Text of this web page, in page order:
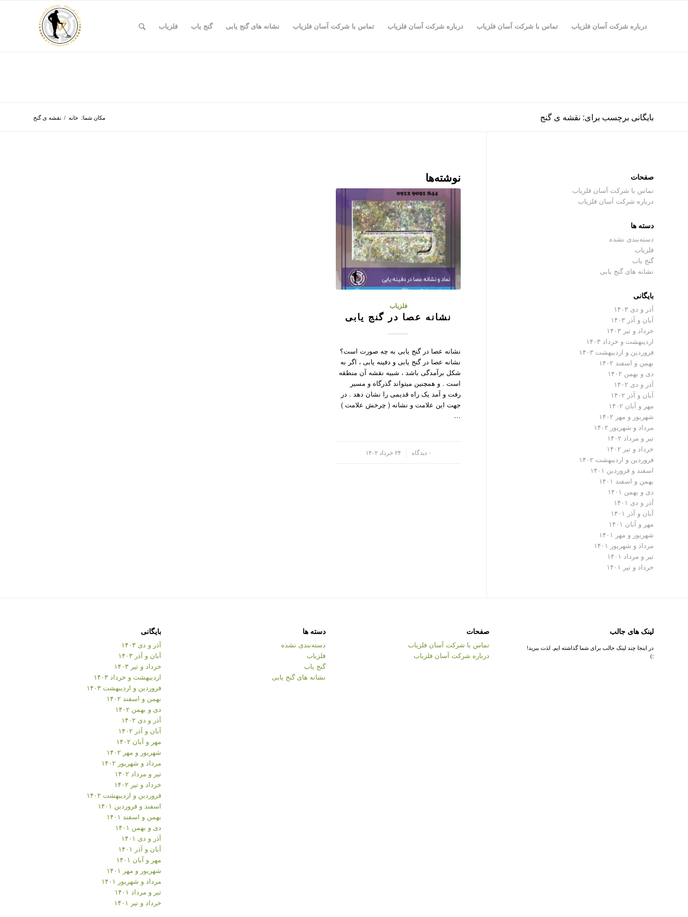
درباره شرکت آسان فلزیاب تماس با شرکت آسان فلزیاب درباره شرکت آسان فلزیاب تماس با شرکت آسان فلزیاب نشانه های گنج یابی گنج یاب فلزیاب
بایگانی برچسب برای: نقشه ی گنج مکان شما: خانه / نقشه ی گنج
نوشته‌ها
فلزیاب
نشانه عصا در گنج یابی
نشانه عصا در گنج یابی به چه صورت است؟
نشانه عصا در گنج یابی و دفینه یابی ، اگر به
شکل برآمدگی باشد ، شبیه نقشه آن منطقه
است . و همچنین میتواند گذرگاه و مسیر
رفت و آمد یک راه قدیمی را نشان دهد . در
جهت این علامت و نشانه ( چرخش علامت )
…
۰ دیدگاه ۲۴ خرداد ۱۴۰۲
صفحات
تماس با شرکت آسان فلزیاب
درباره شرکت آسان فلزیاب
دسته ها
دسته‌بندی نشده
فلزیاب
گنج یاب
نشانه های گنج یابی
بایگانی
آذر و دی ۱۴۰۳
آبان و آذر ۱۴۰۳
خرداد و تیر ۱۴۰۳
اردیبهشت و خرداد ۱۴۰۳
فروردین و اردیبهشت ۱۴۰۳
بهمن و اسفند ۱۴۰۲
دی و بهمن ۱۴۰۲
آذر و دی ۱۴۰۲
آبان و آذر ۱۴۰۲
مهر و آبان ۱۴۰۲
شهریور و مهر ۱۴۰۲
مرداد و شهریور ۱۴۰۲
تیر و مرداد ۱۴۰۲
خرداد و تیر ۱۴۰۲
فروردین و اردیبهشت ۱۴۰۲
اسفند و فروردین ۱۴۰۱
بهمن و اسفند ۱۴۰۱
دی و بهمن ۱۴۰۱
آذر و دی ۱۴۰۱
آبان و آذر ۱۴۰۱
مهر و آبان ۱۴۰۱
شهریور و مهر ۱۴۰۱
مرداد و شهریور ۱۴۰۱
تیر و مرداد ۱۴۰۱
خرداد و تیر ۱۴۰۱
لینک های جالب
در اینجا چند لینک جالب برای شما گذاشته ایم. لذت ببرید!
:)
صفحات
تماس با شرکت آسان فلزیاب
درباره شرکت آسان فلزیاب
دسته ها
دسته‌بندی نشده
فلزیاب
گنج یاب
نشانه های گنج یابی
بایگانی
آذر و دی ۱۴۰۳
آبان و آذر ۱۴۰۳
خرداد و تیر ۱۴۰۳
اردیبهشت و خرداد ۱۴۰۳
فروردین و اردیبهشت ۱۴۰۳
بهمن و اسفند ۱۴۰۲
دی و بهمن ۱۴۰۲
آذر و دی ۱۴۰۲
آبان و آذر ۱۴۰۲
مهر و آبان ۱۴۰۲
شهریور و مهر ۱۴۰۲
مرداد و شهریور ۱۴۰۲
تیر و مرداد ۱۴۰۲
خرداد و تیر ۱۴۰۲
فروردین و اردیبهشت ۱۴۰۲
اسفند و فروردین ۱۴۰۱
بهمن و اسفند ۱۴۰۱
دی و بهمن ۱۴۰۱
آذر و دی ۱۴۰۱
آبان و آذر ۱۴۰۱
مهر و آبان ۱۴۰۱
شهریور و مهر ۱۴۰۱
مرداد و شهریور ۱۴۰۱
تیر و مرداد ۱۴۰۱
خرداد و تیر ۱۴۰۱